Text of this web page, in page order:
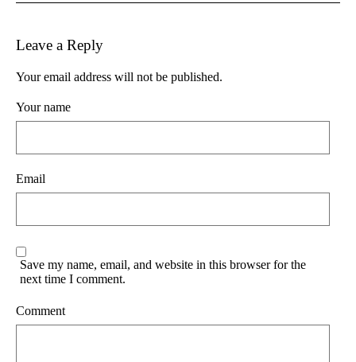
Leave a Reply
Your email address will not be published.
Your name
Email
Save my name, email, and website in this browser for the
next time I comment.
Comment